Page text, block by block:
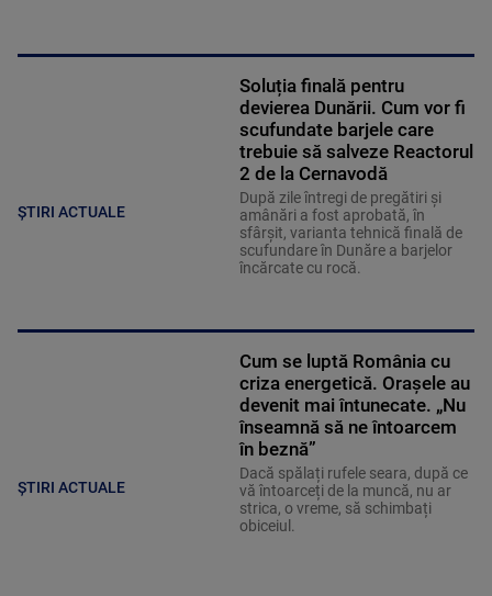
ȘTIRI ACTUALE
Soluția finală pentru
devierea Dunării. Cum vor fi
scufundate barjele care
trebuie să salveze Reactorul
2 de la Cernavodă
După zile întregi de pregătiri și
amânări a fost aprobată, în
sfârșit, varianta tehnică finală de
scufundare în Dunăre a barjelor
încărcate cu rocă.
ȘTIRI ACTUALE
Cum se luptă România cu
criza energetică. Orașele au
devenit mai întunecate. „Nu
înseamnă să ne întoarcem
în beznă”
Dacă spălați rufele seara, după ce
vă întoarceți de la muncă, nu ar
strica, o vreme, să schimbați
obiceiul.